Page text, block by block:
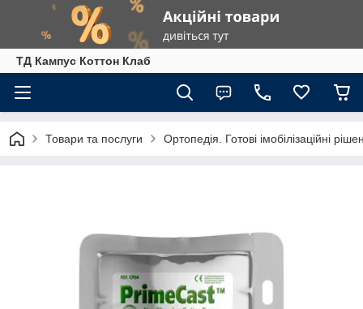
ТД Кампус Коттон Клаб
Товари та послуги Ортопедія. Готові імобілізаційні